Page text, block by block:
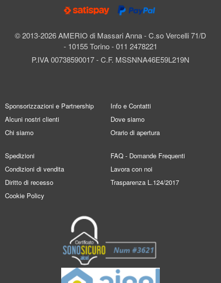
© 2013-2026 AMERIO di Massari Anna - C.so Vercelli 71/D
- 10155 Torino - 011 2478221
P.IVA 00738590017 - C.F. MSSNNA46E59L219N
Sponsorizzazioni e Partnership
Alcuni nostri clienti
Chi siamo
Info e Contatti
Dove siamo
Orario di apertura
Spedizioni
Condizioni di vendita
Diritto di recesso
Cookie Policy
FAQ - Domande Frequenti
Lavora con noi
Trasparenza L.124/2017